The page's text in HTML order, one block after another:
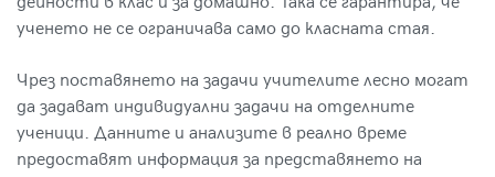
дейности в клас и за домашно. Така се гарантира, че
ученето не се ограничава само до класната стая.
Чрез поставянето на задачи учителите лесно могат
да задават индивидуални задачи на отделните
ученици. Данните и анализите в реално време
предоставят информация за представянето на